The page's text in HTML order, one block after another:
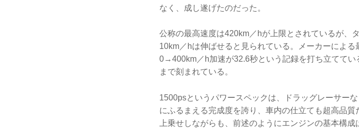
なく、成し遂げたのだった。
公称の最高速度は420km／hが上限とされているが、
10km／hは伸ばせると見られている。メーカーによる
0→400km／h加速が32.6秒という記録を打ち立てて
まで刻まれている。
1500psというパワースペックは、ドラッグレーサー
にふるまえる完成度を誇り、車内の仕立ても超高品
上乗せしながらも、前述のようにエンジンの基本構成